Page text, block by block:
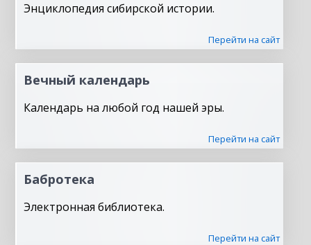
Энциклопедия сибирской истории.
Перейти на сайт
Вечный календарь
Календарь на любой год нашей эры.
Перейти на сайт
Бабротека
Электронная библиотека.
Перейти на сайт